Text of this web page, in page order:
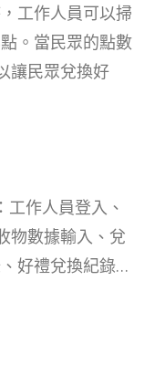
工作人員可以掃
。當民眾的點數
讓民眾兌換好
作人員登入、
物數據輸入、兌
好禮兌換紀錄…